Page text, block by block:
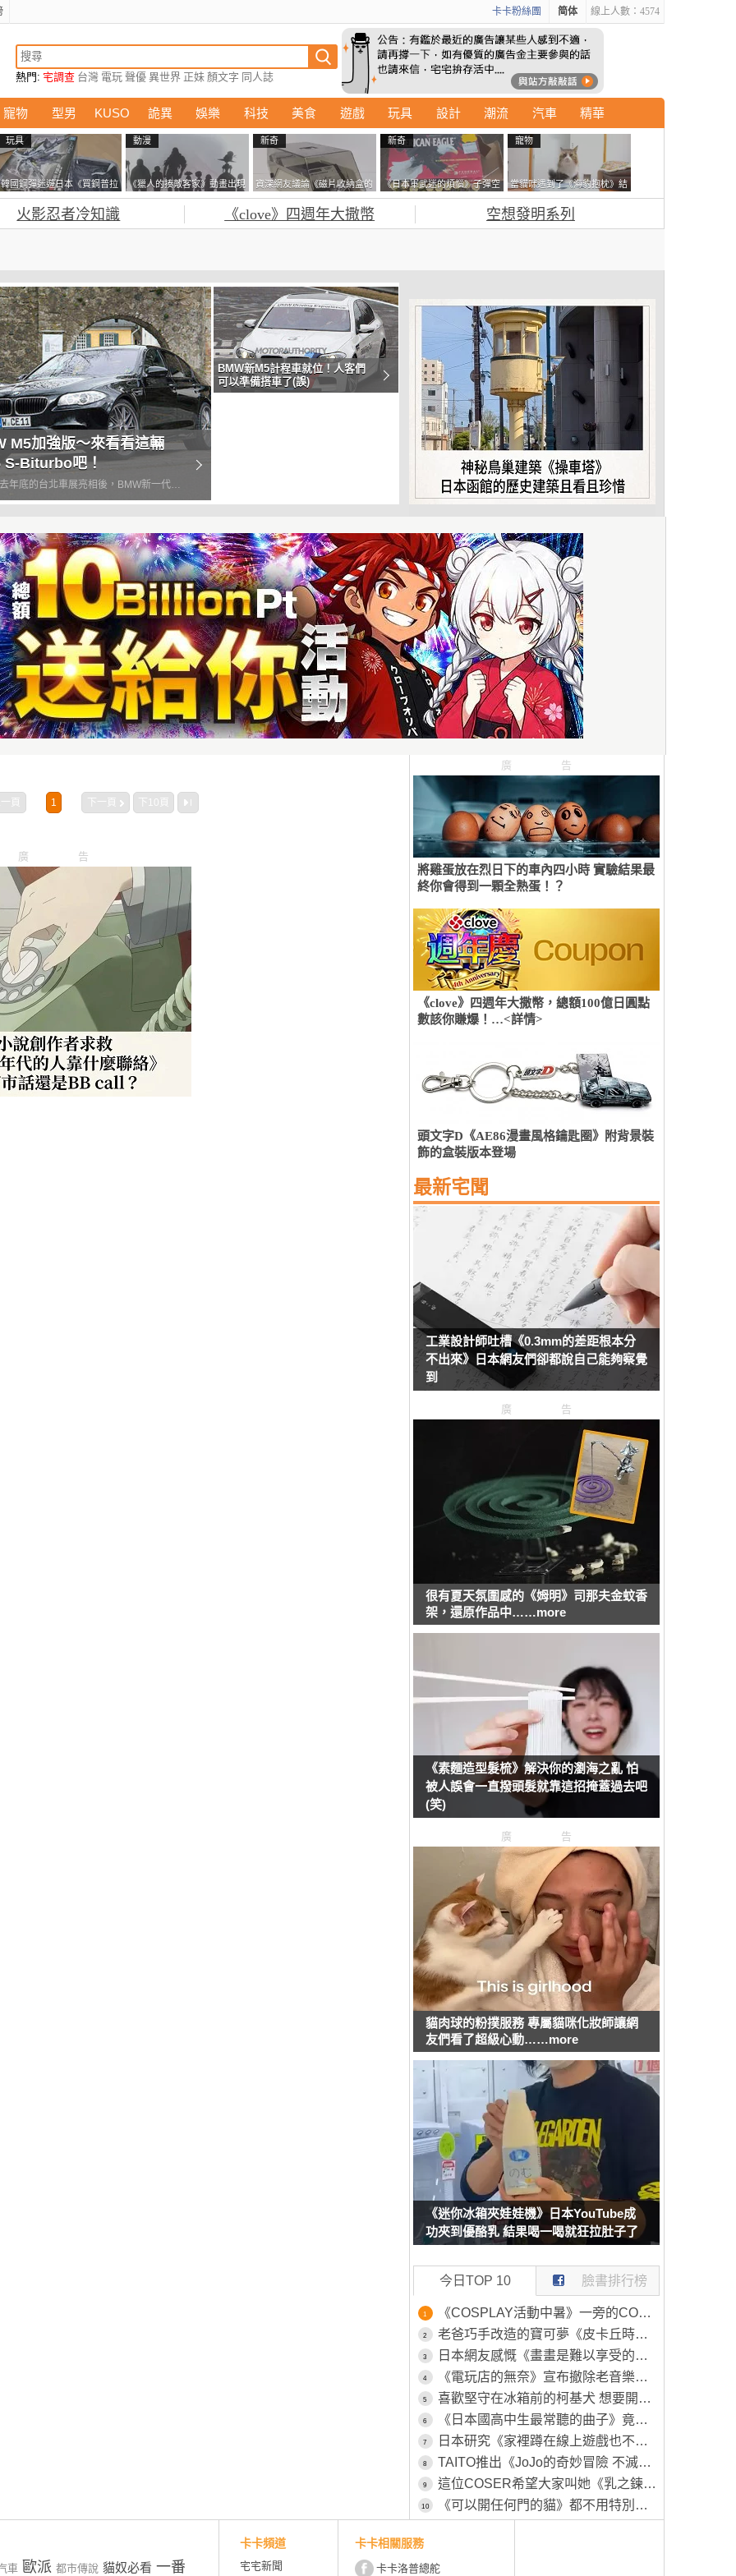
線上人數：4574
简体
卡卡粉絲團
熱門: 宅調查 台灣 電玩 聲優 異世界 正妹 顏文字 同人誌
寵物 型男 KUSO 詭異 娛樂 科技 美食 遊戲 玩具 設計 潮流 汽車 精華
玩具
韓國鋼彈迷遊日本《買鋼普拉
塞不進行李箱》網友們集思廣
益提供解方了……
動漫
《獵人的揍敵客家》動畫出現
的這個剪影是誰？你是不是忘
新奇
資深網友議論《磁片收納盒的
鎖有什麼用》想偷的話整盒拿
走不就好了嗎？
新奇
《日本軍武迷的煩惱》子彈空
盒在日本超級貴 美國網友直
寵物
當貓咪遇到了《海豹抱枕》結
果玩了10天後，海豹一整個走
鐘笑翻網友
火影忍者冷知識 《clove》四週年大撒幣 空想發明系列
M5加強版～來看看這輛
S-Biturbo吧！
年底的台北車展亮相後，BMW新一代的
始陸陸續續在台灣交車了，不知道卡友們
路上看過這輛性能不下於超跑的四門轎跑
近國外的改裝廠Manhart Racing就以新
為...
BMW新M5計程車就位！人客們
可以準備搭車了(誤)
頁 1 下一頁 下10頁
廣告
廣告
將雞蛋放在烈日下的車內四小時 實驗結果最
終你會得到一顆全熟蛋！？
《clove》四週年大撒幣，總額100億日圓點
數該你賺爆！…<詳情>
頭文字D《AE86漫畫風格鑰匙圈》附背景裝
飾的盒裝版本登場
最新宅聞
工業設計師吐槽《0.3mm的差距根本分
不出來》日本網友們卻都說自己能夠察覺
到
廣告
很有夏天氛圍感的《姆明》司那夫金蚊香
架，還原作品中……more
《素麵造型髮梳》解決你的瀏海之亂 怕
被人誤會一直撥頭髮就靠這招掩蓋過去吧
(笑)
廣告
貓肉球的粉撲服務 專屬貓咪化妝師讓網
友們看了超級心動……more
《迷你冰箱夾娃娃機》日本YouTube成
功夾到優酪乳 結果喝一喝就狂拉肚子了
今日TOP 10 臉書排行榜
1 《COSPLAY活動中暑》一旁的COSER見狀幫忙叫救護車 卻被工作人員嫌棄了
2 老爸巧手改造的寶可夢《皮卡丘時鐘》原本的模樣被女兒嫌棄不可愛，所以特別為其特別製作一番
3 日本網友感慨《畫畫是難以享受的興趣》畫得不好就永遠得不到樂趣了？
4 《電玩店的無奈》宣布撤除老音樂遊戲機台 平常沒人玩這時候卻又高喊不要撤
5 喜歡堅守在冰箱前的柯基犬 想要開冰箱拿個東西還得挪開...然後在放回去XD
6 《日本國高中生最常聽的曲子》竟然是26年前的色情塗鴉 該怎麼解讀這種現象呢？
7 日本研究《家裡蹲在線上遊戲也不會社交》越玩越沒辦法回歸社會？
8 TAITO推出《JoJo的奇妙冒險 不滅鑽石》新周邊「穿心攻擊」將於八月下旬正式推出
9 這位COSER希望大家叫她《乳之鍊金術師》自認調整乳量的努力不輸任何人
10 《可以開任何門的貓》都不用特別開小洞給牠，整個家貓貓進出完全自由
車 歐派 都市傳說 貓奴必看 一番
卡卡頻道
宅宅新聞
卡卡相關服務
卡卡洛普總舵